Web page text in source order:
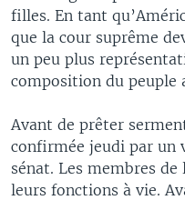
filles. En tant
que la cour suprême
un peu plus
composition du peuple
Avant de prêter
confirmée jeudi par un
sénat. Les membres
leurs fonctions à vie.